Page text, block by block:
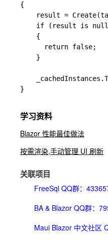
{
result =
if (result is
    {
      return false;
    }
}
学习资料
Blazor 性能最佳做法
按需渲染,手动管理 UI 刷新
关联项目
FreeSql QQ群：
BA & Blazor QQ群：
Maui Blazor 中文社区